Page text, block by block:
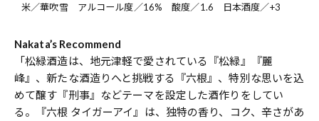
米／華吹雪 アルコール度／16% 酸度／1.6 日本酒度／+3
Nakata’s Recommend
「松緑酒造は、地元津軽で愛されている『松緑』『麗
峰』、新たな酒造りへと挑戦する『六根』、特別な思いを込
めて醸す『刑事』などテーマを設定した酒作りをしてい
る。『六根 タイガーアイ』は、独特の香り、コク、辛さがあ